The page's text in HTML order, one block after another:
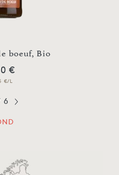
boeuf, Bio
€
€/L
6